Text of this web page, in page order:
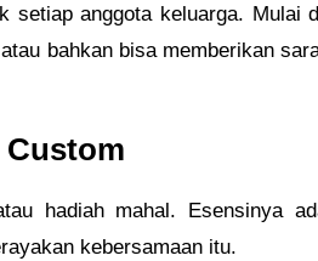
anggota keluarga. Mulai
bahkan bisa memberikan
Custom
hadiah mahal. Esensinya
kebersamaan itu.